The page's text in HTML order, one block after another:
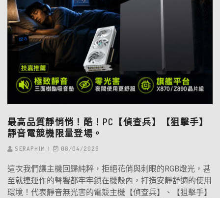
最高品質靜悄悄！酷！PC【偵查兵】【狙擊手】
靜音電競機限量登場。
SERAPHIM 08/04/2026
這次我們讓主機回歸純粹，拒絕花俏與刺眼的RGB燈光，甚
至就連運作的聲響都牢牢鎖在機殼內，打造安靜舒適的使用
環境！代表靜音無光害的電競主機【偵查兵】、【狙擊手】